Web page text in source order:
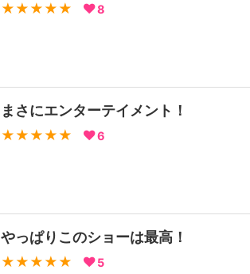
★★★★★ 8
まさにエンターテイメント！
★★★★★ 6
やっぱりこのショーは最高！
★★★★★ 5